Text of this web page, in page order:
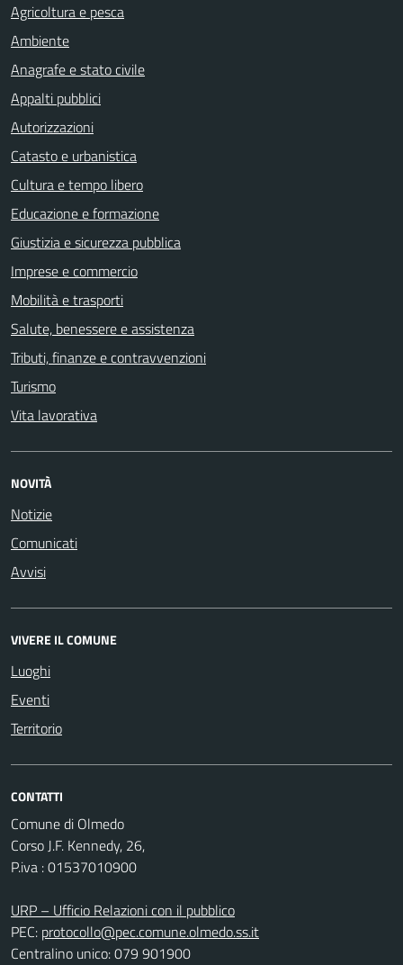
Agricoltura e pesca
Ambiente
Anagrafe e stato civile
Appalti pubblici
Autorizzazioni
Catasto e urbanistica
Cultura e tempo libero
Educazione e formazione
Giustizia e sicurezza pubblica
Imprese e commercio
Mobilità e trasporti
Salute, benessere e assistenza
Tributi, finanze e contravvenzioni
Turismo
Vita lavorativa
NOVITÀ
Notizie
Comunicati
Avvisi
VIVERE IL COMUNE
Luoghi
Eventi
Territorio
CONTATTI
Comune di Olmedo
Corso J.F. Kennedy, 26,
P.iva : 01537010900
URP – Ufficio Relazioni con il pubblico
PEC: protocollo@pec.comune.olmedo.ss.it
Centralino unico: 079 901900